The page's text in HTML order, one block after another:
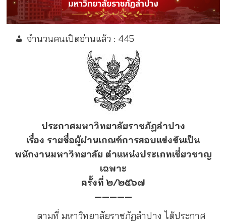
จำนวนคนเปิดอ่านแล้ว : 445
ประกาศมหาวิทยาลัยราชภัฏลำปาง
เรื่อง รายชื่อผู้ผ่านเกณฑ์การสอบแข่งขันเป็น
พนักงานมหาวิทยาลัย ตำแหน่งประเภทเชี่ยวชาญ
เฉพาะ
ครั้งที่ ๒/๒๕๖๗
—————
ตามที่ มหาวิทยาลัยราชภัฏลำปาง ได้ประกาศ